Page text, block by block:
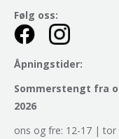
Følg oss:
Åpningstider:
Sommerstengt fra
2026
ons og fre: 12-17 | tor